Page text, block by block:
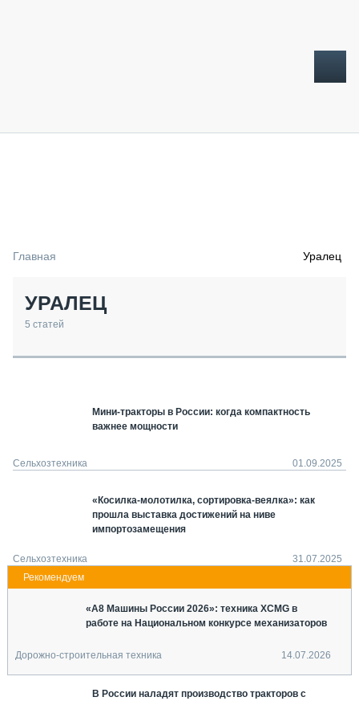
ТЕХНИКА КРУПНЫМ ПЛАНОМ
ИСПЫТАТЕЛИ
МЕРОПРИЯТИЯ
О ПРОЕКТЕ
Главная Уралец
УРАЛЕЦ
5 статей
Мини-тракторы в России: когда компактность
важнее мощности
Сельхозтехника 01.09.2025
«Косилка-молотилка, сортировка-веялка»: как
прошла выставка достижений на ниве
импортозамещения
Сельхозтехника 31.07.2025
«А8 Машины России 2026»: техника XCMG в
работе на Национальном конкурсе механизаторов
Дорожно-строительная техника 14.07.2026
В России наладят производство тракторов с